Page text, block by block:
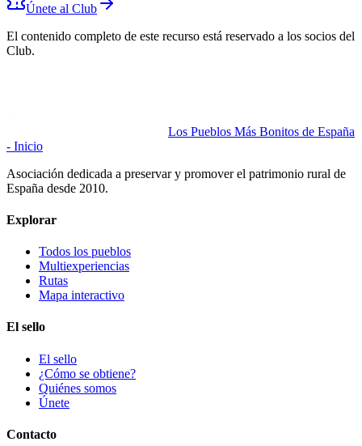
Únete al Club
El contenido completo de este recurso está reservado a los socios del
Club.
Los Pueblos Más Bonitos de España
- Inicio
Asociación dedicada a preservar y promover el patrimonio rural de
España desde 2010.
Explorar
Todos los pueblos
Multiexperiencias
Rutas
Mapa interactivo
El sello
El sello
¿Cómo se obtiene?
Quiénes somos
Únete
Contacto